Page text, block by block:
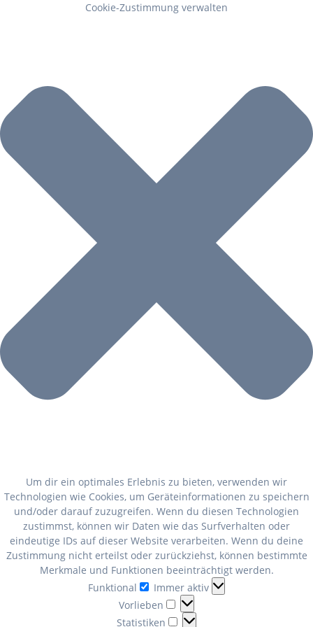
Cookie-Zustimmung verwalten
Um dir ein optimales Erlebnis zu bieten, verwenden wir
Technologien wie Cookies, um Geräteinformationen zu speichern
und/oder darauf zuzugreifen. Wenn du diesen Technologien
zustimmst, können wir Daten wie das Surfverhalten oder
eindeutige IDs auf dieser Website verarbeiten. Wenn du deine
Zustimmung nicht erteilst oder zurückziehst, können bestimmte
Merkmale und Funktionen beeinträchtigt werden.
Funktional
Funktional
Immer aktiv
Vorlieben
Vorlieben
Statistiken Statistiken